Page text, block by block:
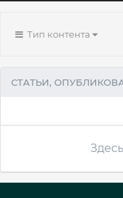
Тип контента
СТАТЬИ,